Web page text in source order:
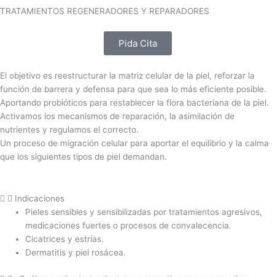
TRATAMIENTOS REGENERADORES Y REPARADORES
Pida Cita
El objetivo es reestructurar la matriz celular de la piel, reforzar la
función de barrera y defensa para que sea lo más eficiente posible.
Aportando probióticos para restablecer la flora bacteriana de la piel.
Activamos los mecanismos de reparación, la asimilación de
nutrientes y regulamos el correcto.
Un proceso de migración celular para aportar el equilibrio y la calma
que los siguientes tipos de piel demandan.
Indicaciones
Pieles sensibles y sensibilizadas por tratamientos agresivos,
medicaciones fuertes o procesos de convalecencia.
Cicatrices y estrías.
Dermatitis y piel rosácea.